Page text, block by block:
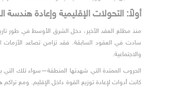
أولاً: التحولات الإقليمية وإعادة هندسة
منذ مطلع العقد الأخير، دخل الشرق الأوسط في طور
سادت في العقود السابقة. فقد تزامن تصاعد الأزمات
والاجتماعية.
الحروب الممتدة التي شهدتها المنطقة—سواء تلك
كانت أدوات لإعادة توزيع القوة داخل الإقليم. ومع